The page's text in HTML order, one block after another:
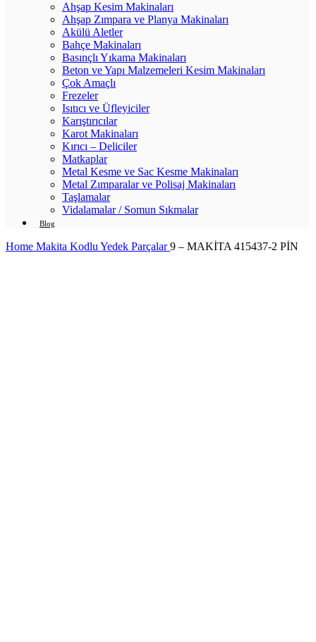
Ahşap Kesim Makinaları
Ahşap Zımpara ve Planya Makinaları
Akülü Aletler
Bahçe Makinaları
Basınçlı Yıkama Makinaları
Beton ve Yapı Malzemeleri Kesim Makinaları
Çok Amaçlı
Frezeler
Isıtıcı ve Üfleyiciler
Karıştırıcılar
Karot Makinaları
Kırıcı – Deliciler
Matkaplar
Metal Kesme ve Sac Kesme Makinaları
Metal Zımparalar ve Polisaj Makinaları
Taşlamalar
Vidalamalar / Somun Sıkmalar
Blog
Home Makita Kodlu Yedek Parçalar9 – MAKİTA 415437-2 PİN